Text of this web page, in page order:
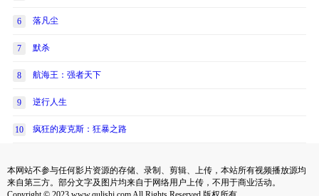
6 落凡尘
7 默杀
8 航海王：强者天下
9 逆行人生
10 疯狂的麦克斯：狂暴之路
本网站不参与任何影片资源的存储、录制、剪辑、上传，本站所有视频播放源均
来自第三方。部分文字及图片均来自于网络用户上传，不用于商业活动。